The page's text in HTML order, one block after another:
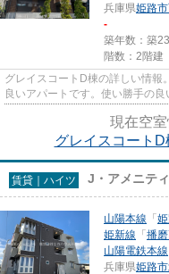
兵庫県姫路市
-
築年数：築
階数：2階建
グレイスコートD棟の詳しい情
良いアパートです。使い勝手の
件をご用意しております。お...
現在空室
グレイスコート
賃貸｜ハイツ J・アメニテ
山陽本線 「
姫新線 「播
山陽電鉄本線
兵庫県姫路市